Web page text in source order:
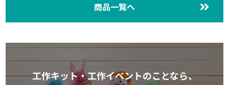
商品一覧へ
工作キット・工作イベントのことなら、